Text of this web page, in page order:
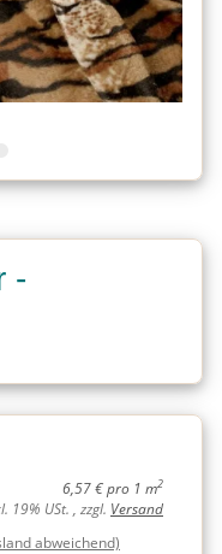
-
6,57 € pro 1 m2
19% USt. , zzgl. Versand
abweichend)